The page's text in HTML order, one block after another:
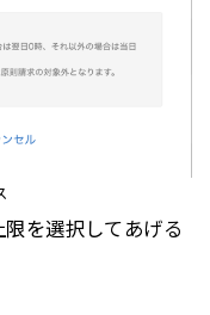
を選択してあげる